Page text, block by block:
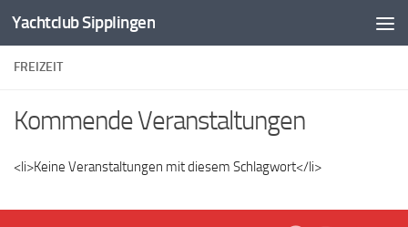
Zum Inhalt springen
Yachtclub Sipplingen
FREIZEIT
Kommende Veranstaltungen
<li>Keine Veranstaltungen mit diesem Schlagwort</li>